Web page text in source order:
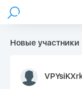
Новые участники